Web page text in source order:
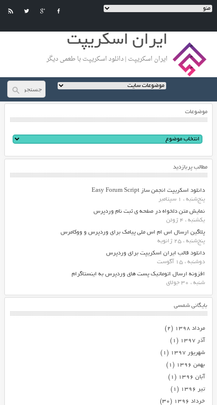
ایران اسکریپت
ایران اسکریپت | دانلود اسکریپت با طعمی دیگر
موضوعات
مطالب پربازدید
دانلود اسکریپت انجمن ساز Easy Forum Script
پنج‌شنبه ، 1 سپتامبر
نمایش متن دلخواه در صفحه ی ثبت نام وردپرس
یکشنبه ، 4 ژوئن
پلاگین ارسال اس ام اس ملی پیامک برای وردپرس و ووکامرس
پنج‌شنبه ، 25 ژانویه
دانلود قالب ایران اسکریپت برای وردپرس
دوشنبه ، 15 آگوست
افزونه ارسال اتوماتیک پست های وردپرس به اینستاگرام
شنبه ، 30 جولای
بایگانی شمسی
مرداد ۱۳۹۸
(۲)
آذر ۱۳۹۷
(۱)
شهریور ۱۳۹۷
(۱)
بهمن ۱۳۹۶
(۱)
آبان ۱۳۹۶
(۱)
تیر ۱۳۹۶
(۱)
خرداد ۱۳۹۶
(۳۰)